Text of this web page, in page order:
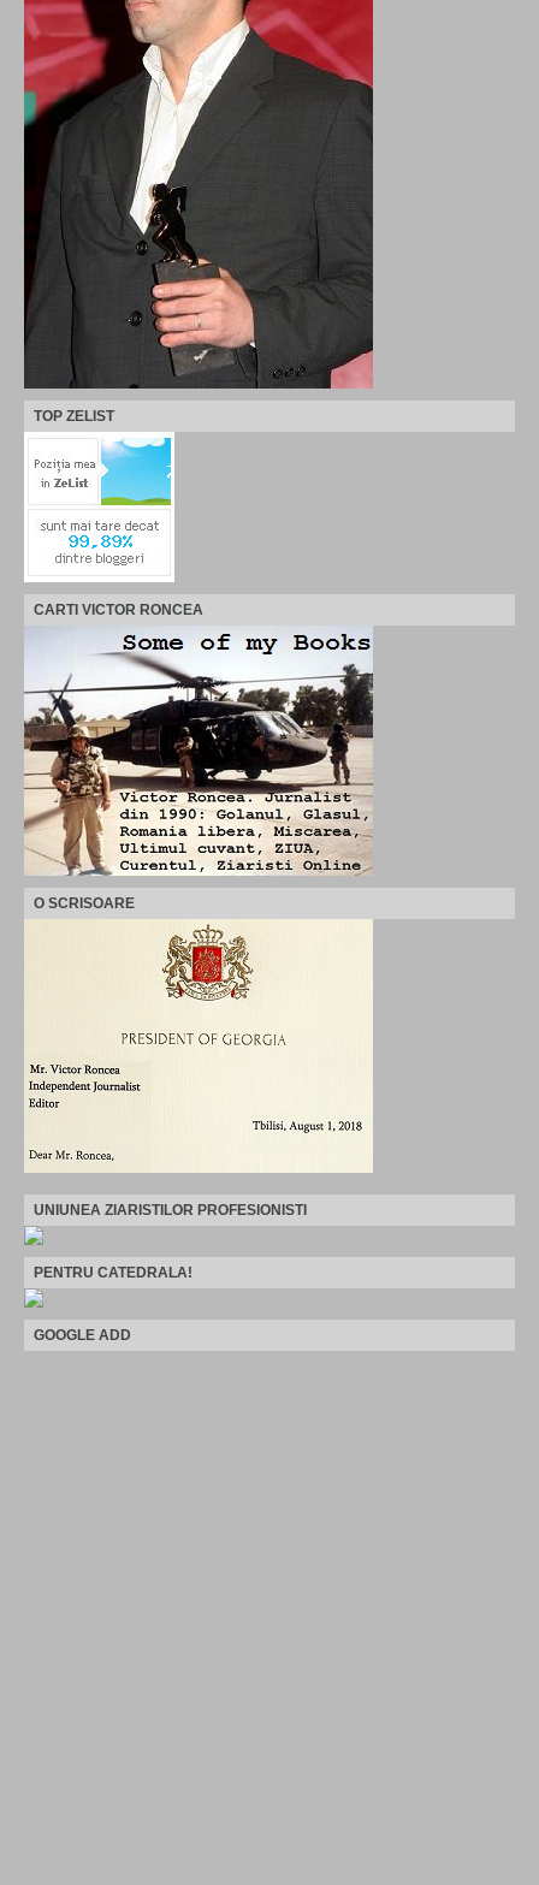
TOP ZELIST
CARTI VICTOR RONCEA
O SCRISOARE
UNIUNEA ZIARISTILOR PROFESIONISTI
PENTRU CATEDRALA!
GOOGLE ADD